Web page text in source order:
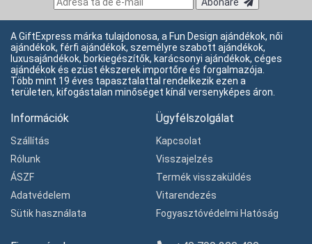
A GiftExpress márka tulajdonosa, a Fun Design ajándékok, női
ajándékok, férfi ajándékok, személyre szabott ajándékok,
luxusajándékok, borkiegészítők, karácsonyi ajándékok, céges
ajándékok és ezüst ékszerek importőre és forgalmazója.
Több mint 19 éves tapasztalattal rendelkezik ezen a
területen, kifogástalan minőséget kínál versenyképes áron.
Információk
Szállítás
Rólunk
ÁSZF
Adatvédelem
Sütik használata
Ügyfélszolgálat
Kapcsolat
Visszajelzés
Termék visszaküldés
Vitarendezés
Fogyasztóvédelmi Hatóság